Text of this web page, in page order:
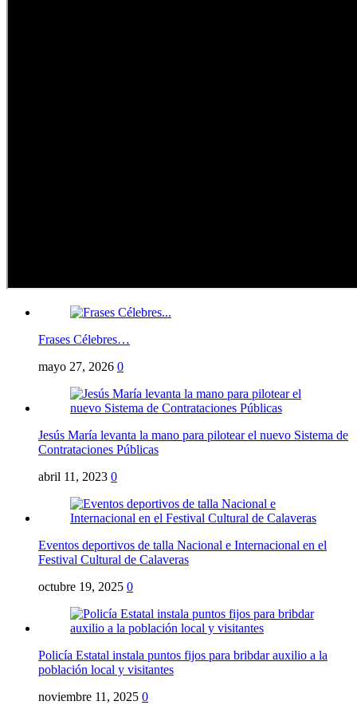
Frases Célebres…
mayo 27, 2026 0
Jesús María levanta la mano para pilotear el nuevo Sistema de
Contrataciones Públicas
abril 11, 2023 0
Eventos deportivos de talla Nacional e Internacional en el
Festival Cultural de Calaveras
octubre 19, 2025 0
Policía Estatal instala puntos fijos para bribdar auxilio a la
población local y visitantes
noviembre 11, 2025 0